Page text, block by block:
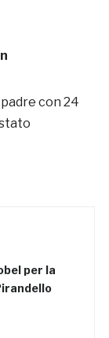
con 24
per la